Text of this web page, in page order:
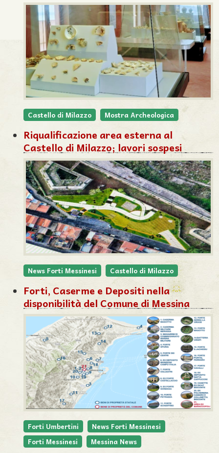
Castello di Milazzo Mostra Archeologica
Riqualificazione area esterna al
Castello di Milazzo; lavori sospesi
News Forti Messinesi Castello di Milazzo
Forti, Caserme e Depositi nella
disponibilità del Comune di Messina
Forti Umbertini
News Forti Messinesi
Forti Messinesi
Messina News